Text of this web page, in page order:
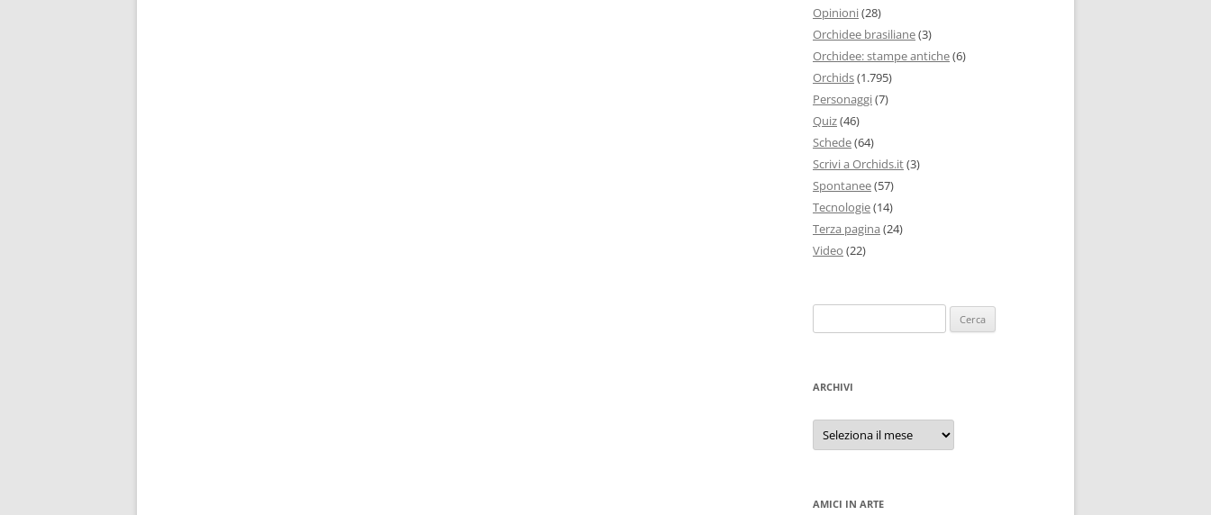
Opinioni(28)
Orchidee brasiliane(3)
Orchidee: stampe antiche(6)
Orchids(1.795)
Personaggi(7)
Quiz(46)
Schede(64)
Scrivi a Orchids.it(3)
Spontanee(57)
Tecnologie(14)
Terza pagina (24)
Video (22)
per:
ARCHIVI
Archivi
AMICI IN ARTE